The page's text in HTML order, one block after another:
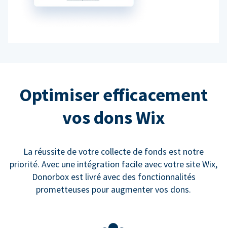
Optimiser efficacement
vos dons Wix
La réussite de votre collecte de fonds est notre
priorité. Avec une intégration facile avec votre site Wix,
Donorbox est livré avec des fonctionnalités
prometteuses pour augmenter vos dons.